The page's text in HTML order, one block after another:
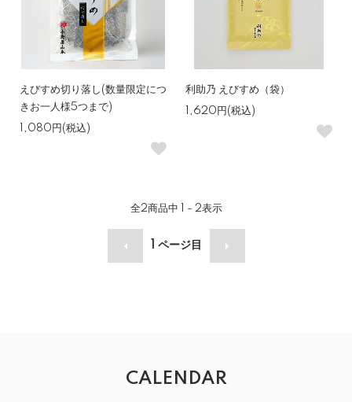
えびすめ切り落し(数量限定につ
きお一人様5つまで)
1,080円(税込)
利助乃 えびすめ（袋）
1,620円(税込)
全2商品中 1 - 2表示
1 ページ目
CALENDAR